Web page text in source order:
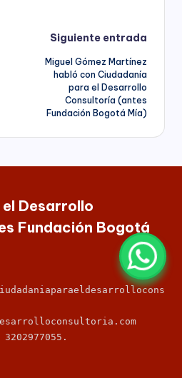
Siguiente entrada
Miguel Gómez Martínez
habló con Ciudadanía
para el Desarrollo
Consultoría (antes
Fundación Bogotá Mía)
Desarrollo
Fundación Bogotá